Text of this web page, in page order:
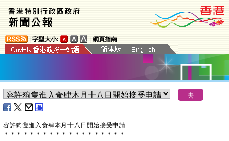
字型大小: 網頁指南
容許狗隻進入食肆本月十八日開始接受申請
＊ ＊ ＊ ＊ ＊ ＊ ＊ ＊ ＊ ＊ ＊ ＊ ＊ ＊ ＊ ＊ ＊ ＊ ＊